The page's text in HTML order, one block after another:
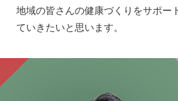
地域の皆さんの健康づくりをサポー
ていきたいと思います。